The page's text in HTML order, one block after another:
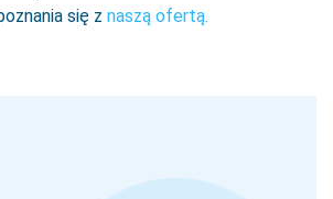
się z naszą ofertą.